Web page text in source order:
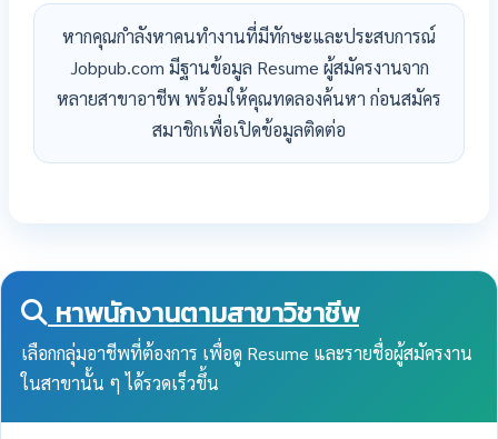
หากคุณกำลังหาคนทำงานที่มีทักษะและประสบการณ์
Jobpub.com มีฐานข้อมูล Resume ผู้สมัครงานจาก
หลายสาขาอาชีพ พร้อมให้คุณทดลองค้นหา ก่อนสมัคร
สมาชิกเพื่อเปิดข้อมูลติดต่อ
หาพนักงานตามสาขาวิชาชีพ
เลือกกลุ่มอาชีพที่ต้องการ เพื่อดู Resume และรายชื่อผู้สมัครงาน
ในสาขานั้น ๆ ได้รวดเร็วขึ้น